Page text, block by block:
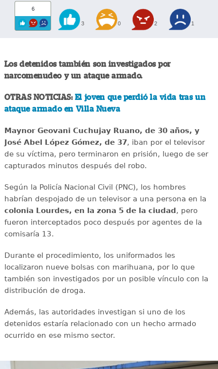
6
3 0 2 1
Los detenidos también son investigados por
narcomenudeo y un ataque armado.
OTRAS NOTICIAS: El joven que perdió la vida tras un
ataque armado en Villa Nueva
Maynor Geovani Cuchujay Ruano, de 30 años, y
José Abel López Gómez, de 37, iban por el televisor
de su víctima, pero terminaron en prisión, luego de ser
capturados minutos después del robo.
Según la Policía Nacional Civil (PNC), los hombres
habrían despojado de un televisor a una persona en la
colonia Lourdes, en la zona 5 de la ciudad, pero
fueron interceptados poco después por agentes de la
comisaría 13.
Durante el procedimiento, los uniformados les
localizaron nueve bolsas con marihuana, por lo que
también son investigados por un posible vínculo con la
distribución de droga.
Además, las autoridades investigan si uno de los
detenidos estaría relacionado con un hecho armado
ocurrido en ese mismo sector.